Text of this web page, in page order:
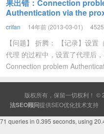
果出错：Connection
Authentication via the
crifan 14年前 (2013-03-01)
【问题】 折腾： 【记录】设置
代理 的过程中，设置了代理后
Connection problem
版权所有，保留一切权利！ ©
法SEO顾问提供SEO优化技术支持
71 queries in 0.395 seconds, using